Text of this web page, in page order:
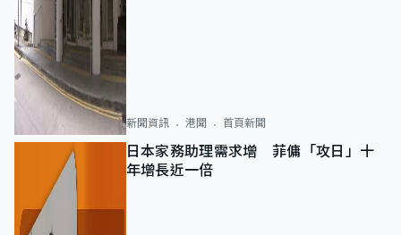
新聞資訊 港聞 首頁新聞
日本家務助理需求增 菲傭「攻日」十
年增長近一倍